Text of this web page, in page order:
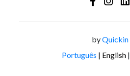
byQuickin
Português | English |